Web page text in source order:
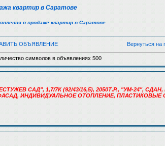
квартир в Саратове
о продаже квартир в Саратове
ОБЪЯВЛЕНИЕ Вернуться на
символов в объявлениях 500
САД", 1,7/7К (92/43/16,5), 2050Т.Р., "УМ-24", СДАН,
ИНДИВИДУАЛЬНОЕ ОТОПЛЕНИЕ, ПЛАСТИКОВЫЕ